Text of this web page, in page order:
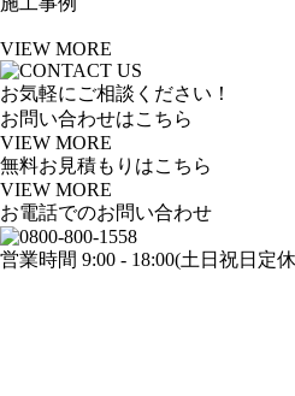
VIEW MORE
お気軽にご相談ください！
お問い合わせはこちら
VIEW MORE
無料お見積もりはこちら
VIEW MORE
お電話でのお問い合わせ
営業時間 9:00 - 18:00(土日祝日定